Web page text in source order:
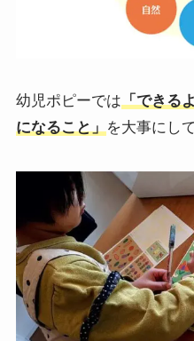
幼児ポピーでは「できる
になること」を大事にし